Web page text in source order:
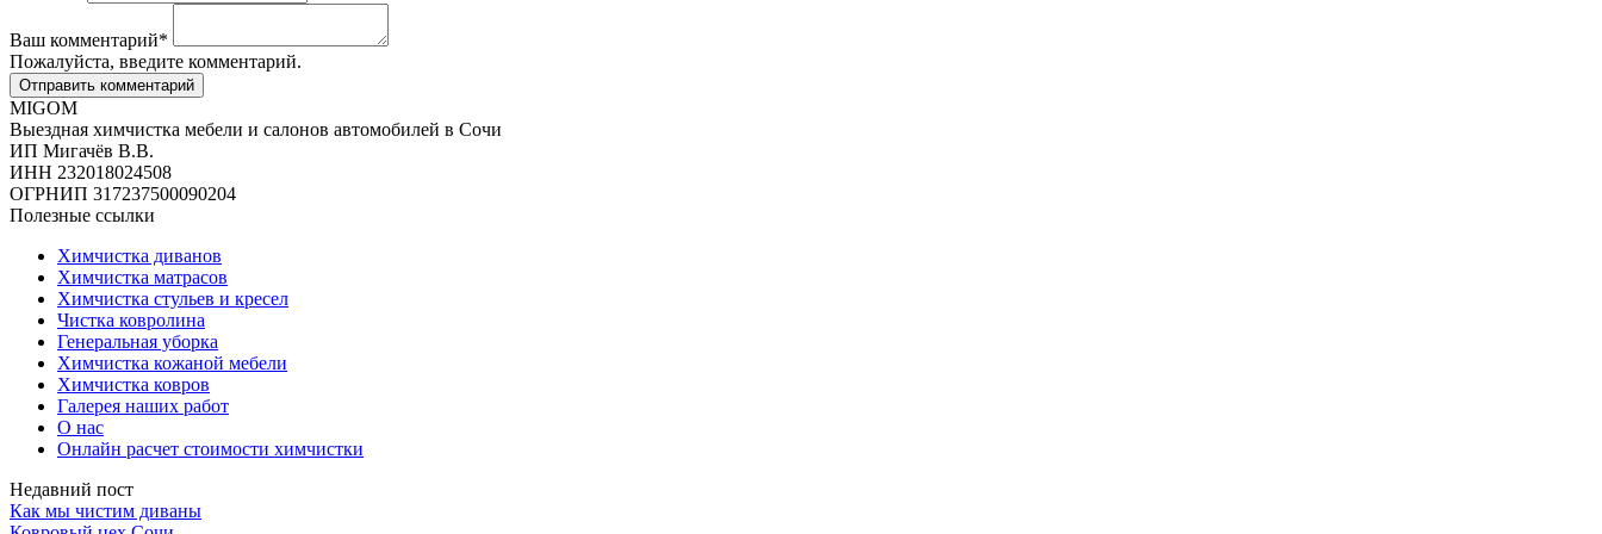
Ваш комментарий*
Пожалуйста, введите комментарий.
MIGOM
Выездная химчистка мебели и салонов автомобилей в Сочи
ИП Мигачёв В.В.
ИНН 232018024508
ОГРНИП 317237500090204
Полезные ссылки
Химчистка диванов
Химчистка матрасов
Химчистка стульев и кресел
Чистка ковролина
Генеральная уборка
Химчистка кожаной мебели
Химчистка ковров
Галерея наших работ
О нас
Онлайн расчет стоимости химчистки
Недавний пост
Как мы чистим диваны